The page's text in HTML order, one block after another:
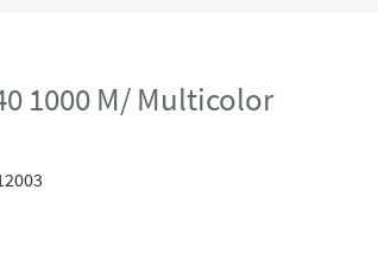
1000 M/ Multicolor